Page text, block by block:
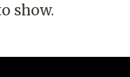
show.